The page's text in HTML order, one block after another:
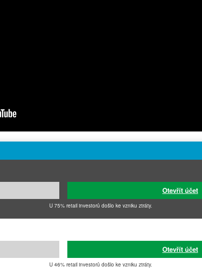
Otevřít účet
U 75% retail investorů došlo ke vzniku ztráty.
Otevřít účet
U 46% retail investorů došlo ke vzniku ztráty.